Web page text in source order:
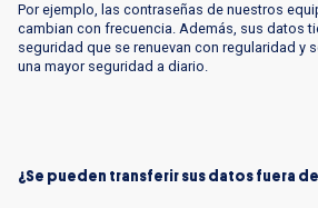
Por ejemplo, las contraseñas de nuestros
cambian con frecuencia. Además, sus datos
seguridad que se renuevan con regularidad y
una mayor seguridad a diario.
¿Se pueden transferir sus datos fuera